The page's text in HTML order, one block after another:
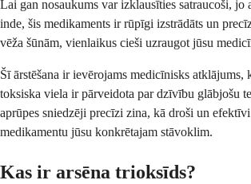
Lai gan nosaukums var izklausīties satraucoši, jo
inde, šis medikaments ir rūpīgi izstrādāts un
vēža šūnām, vienlaikus cieši uzraugot jūsu
Šī ārstēšana ir ievērojams medicīnisks atklājums,
toksiska viela ir pārveidota par dzīvību glābjošu
aprūpes sniedzēji precīzi zina, kā droši un
medikamentu jūsu konkrētajam stāvoklim.
Kas ir arsēna trioksīds?